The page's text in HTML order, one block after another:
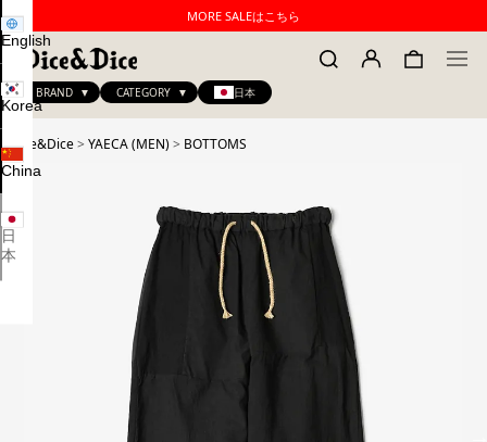
MORE SALEはこちら
BRAND CATEGORY 日本
English
Korea
China
日
本
Dice&Dice> YAECA (MEN)> BOTTOMS